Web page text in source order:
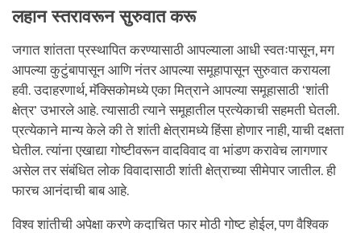
लहान स्तरावरून सुरुवात करू
जगात शांतता प्रस्थापित करण्यासाठी आपल्याला आधी स्वतःपासून, मग
आपल्या कुटुंबापासून आणि नंतर आपल्या समूहापासून सुरुवात करायला
हवी. उदाहरणार्थ, मॅक्सिकोमध्ये एका मित्राने आपल्या समूहासाठी ‘शांती
क्षेत्र’ उभारले आहे. त्यासाठी त्याने समूहातील प्रत्येकाची सहमती घेतली.
प्रत्येकाने मान्य केले की ते शांती क्षेत्रामध्ये हिंसा होणार नाही, याची दक्षता
घेतील. त्यांना एखाद्या गोष्टीवरून वादविवाद वा भांडण करावेच लागणार
असेल तर संबंधित लोक विवादासाठी शांती क्षेत्राच्या सीमेपार जातील. ही
फारच आनंदाची बाब आहे.
विश्व शांतीची अपेक्षा करणे कदाचित फार मोठी गोष्ट होईल, पण वैश्विक